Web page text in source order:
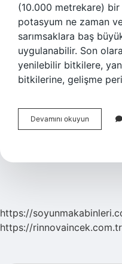
(10.000 metrekare) bir
potasyum ne zaman
sarımsaklara baş
uygulanabilir. Son
yenilebilir bitkilere,
bitkilerine, gelişme
Devamını okuyun
Için
Kullanılır
https://
https://rinnovaincek.com.tr